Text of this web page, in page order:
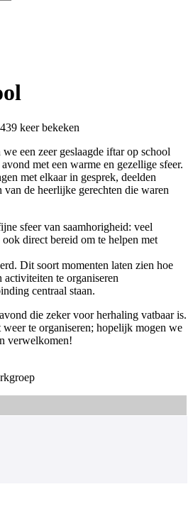
keer bekeken
een zeer geslaagde iftar op school
met een warme en gezellige sfeer.
met elkaar in gesprek, deelden
van de heerlijke gerechten die waren
sfeer van saamhorigheid: veel
direct bereid om te helpen met
Dit soort momenten laten zien hoe
te organiseren
centraal staan.
die zeker voor herhaling vatbaar is.
te organiseren; hopelijk mogen we
verwelkomen!